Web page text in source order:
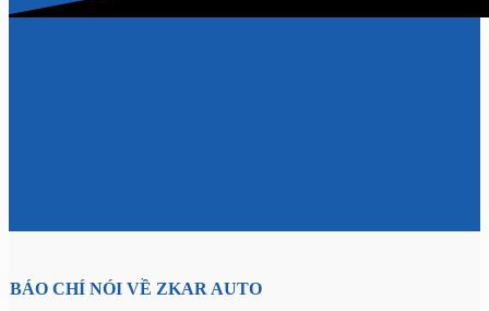
BÁO CHÍ NÓI VỀ ZKAR AUTO